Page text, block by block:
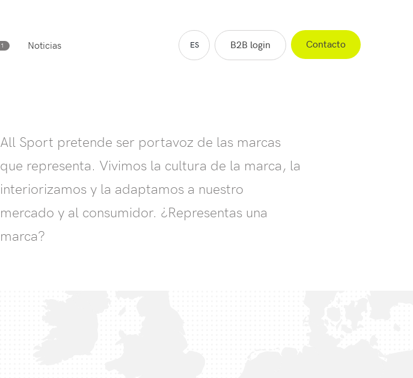
1 Noticias ES B2B login Contacto
All Sport pretende ser portavoz de las marcas
que representa. Vivimos la cultura de la marca, la
interiorizamos y la adaptamos a nuestro
mercado y al consumidor. ¿Representas una
marca?